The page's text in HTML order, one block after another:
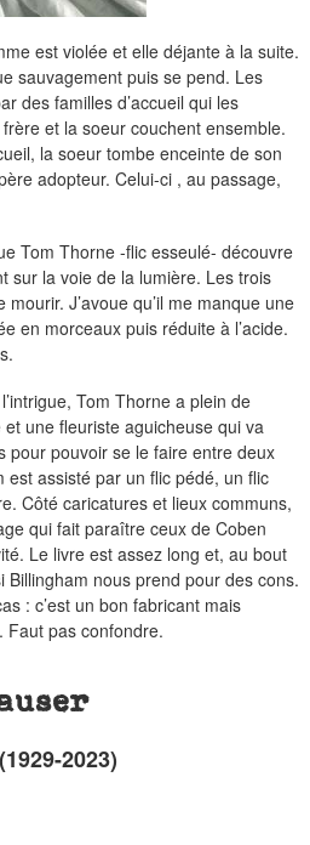
est violée et elle déjante à la suite.
sauvagement puis se pend. Les
des familles d’accueil qui les
et la soeur couchent ensemble.
la soeur tombe enceinte de son
adopteur. Celui-ci , au passage,
Tom Thorne -flic esseulé- découvre
sur la voie de la lumière. Les trois
J’avoue qu’il me manque une
en morceaux puis réduite à l’acide.
Tom Thorne a plein de
une fleuriste aguicheuse qui va
pour pouvoir se le faire entre deux
est assisté par un flic pédé, un flic
Côté caricatures et lieux communs,
qui fait paraître ceux de Coben
Le livre est assez long et, au bout
nous prend pour des cons.
: c’est un bon fabricant mais
Faut pas confondre.
2023)